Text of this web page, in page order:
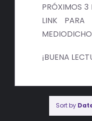
PRÓXIMOS 3
LINK PARA
¡BUENA
Sort by